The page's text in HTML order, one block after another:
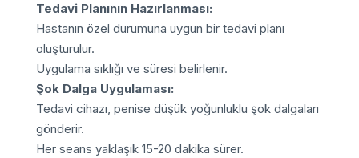
Tedavi Planının Hazırlanması:
Hastanın özel durumuna uygun bir tedavi planı
oluşturulur.
Uygulama sıklığı ve süresi belirlenir.
Şok Dalga Uygulaması:
Tedavi cihazı, penise düşük yoğunluklu şok dalgaları
gönderir.
Her seans yaklaşık 15-20 dakika sürer.